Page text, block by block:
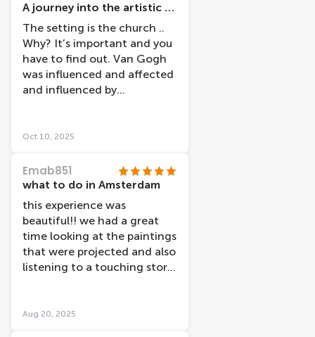
A journey into the artistic soul of two great artists
The setting is the church ..
Why? It’s important and you
have to find out. Van Gogh
was influenced and affected
and influenced by
over 4 centuries The
its educational What inspired
me was the documentary
and some amazing
biography of Van Gogh -
personal details about his
journey and artistic
development of his paintings
How he would choose to
thought for me to reflect
Oct 10, 2025
Emab851
what to do in Amsterdam
this experience was
beautiful!! we had a great
time looking at the paintings
that were projected and also
listening to a touching story
also very understanding
Aug 20, 2025